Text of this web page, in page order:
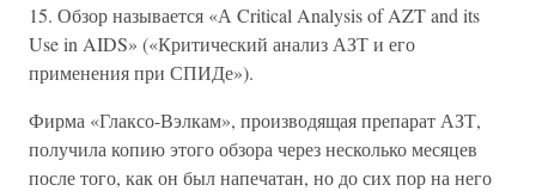
15. Обзор называется «А Critical Analysis of AZT and its
Use in AIDS» («Критический анализ АЗТ и его
применения при СПИДе»).
Фирма «Глаксо-Вэлкам», производящая препарат АЗТ,
получила копию этого обзора через несколько месяцев
после того, как он был напечатан, но до сих пор на него